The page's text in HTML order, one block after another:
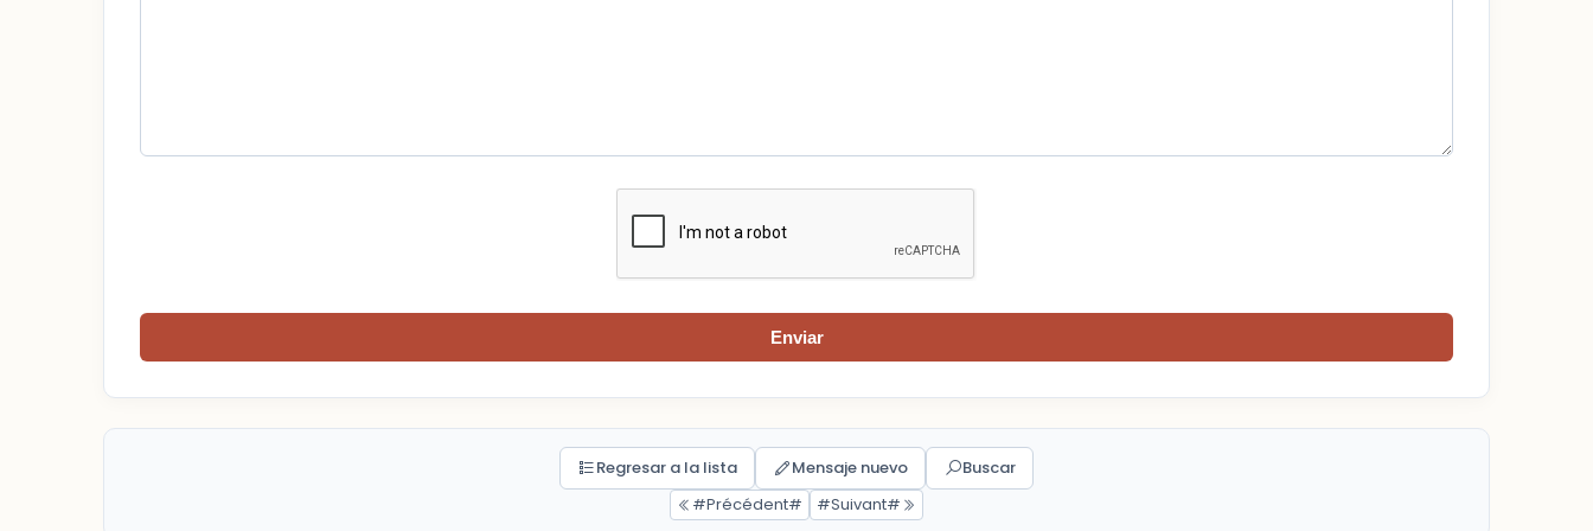
Enviar
Regresar a la lista Mensaje nuevo
Buscar
#Précédent#
#Suivant#